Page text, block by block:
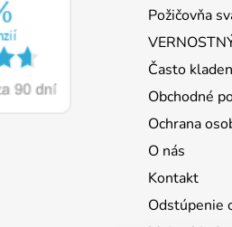
Požičovňa
Často
Obchodné
Ochrana
O nás
Kontakt
Odstúpenie